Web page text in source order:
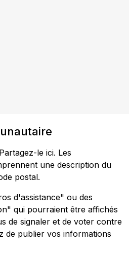
le ici. Les
une description du
postal.
d'assistance" ou des
qui pourraient être affichés
de signaler et de voter contre
de publier vos informations